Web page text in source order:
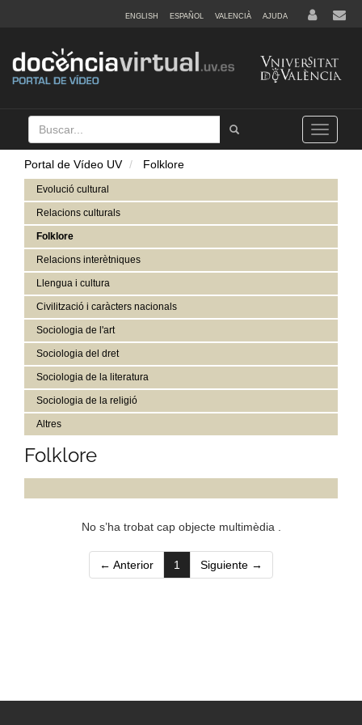
ENGLISH ESPAÑOL VALENCIÀ AJUDA
Buscar
Tramet
Toggle
navigation
Portal de Vídeo UV Folklore
Evolució cultural
Relacions culturals
Folklore
Relacions interètniques
Llengua i cultura
Civilització i caràcters nacionals
Sociologia de l'art
Sociologia del dret
Sociologia de la literatura
Sociologia de la religió
Altres
Folklore
No s’ha trobat cap objecte multimèdia .
← Anterior 1 (current)
Siguiente →